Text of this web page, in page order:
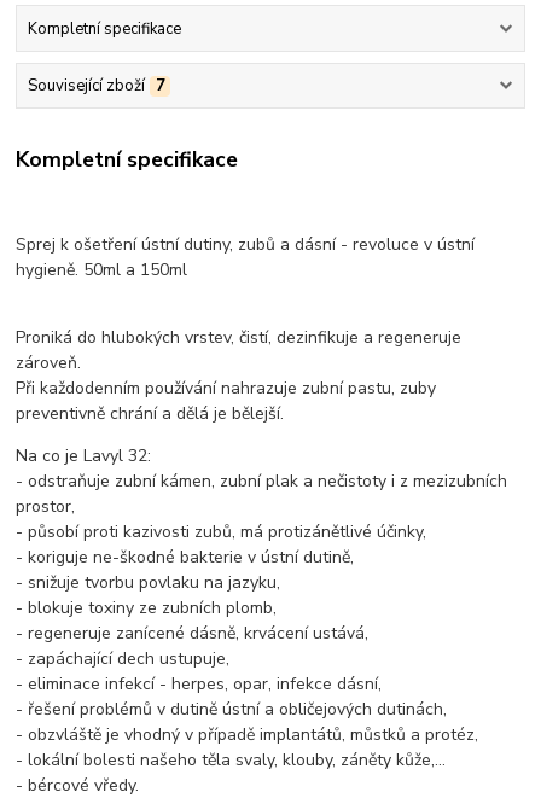
Kompletní specifikace
Související zboží 7
Kompletní specifikace
Sprej k ošetření ústní dutiny, zubů a dásní - revoluce v ústní
hygieně. 50ml a 150ml
Proniká do hlubokých vrstev, čistí, dezinfikuje a regeneruje
zároveň.
Při každodenním používání nahrazuje zubní pastu, zuby
preventivně chrání a dělá je bělejší.
Na co je Lavyl 32:
- odstraňuje zubní kámen, zubní plak a nečistoty i z mezizubních
prostor,
- působí proti kazivosti zubů, má protizánětlivé účinky,
- koriguje ne-škodné bakterie v ústní dutině,
- snižuje tvorbu povlaku na jazyku,
- blokuje toxiny ze zubních plomb,
- regeneruje zanícené dásně, krvácení ustává,
- zapáchající dech ustupuje,
- eliminace infekcí - herpes, opar, infekce dásní,
- řešení problémů v dutině ústní a obličejových dutinách,
- obzvláště je vhodný v případě implantátů, můstků a protéz,
- lokální bolesti našeho těla svaly, klouby, záněty kůže,…
- bércové vředy.